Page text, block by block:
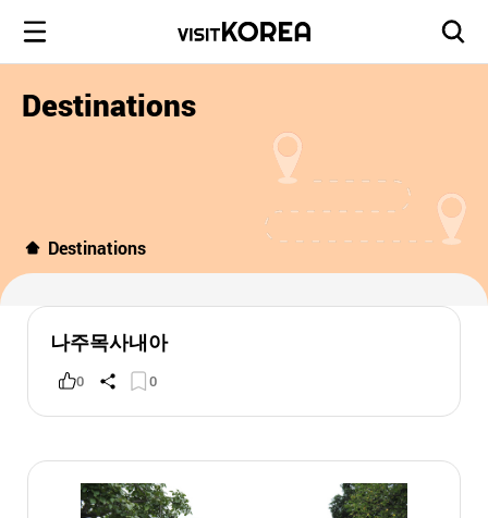
Destinations
Destinations
나주목사내아
0 0